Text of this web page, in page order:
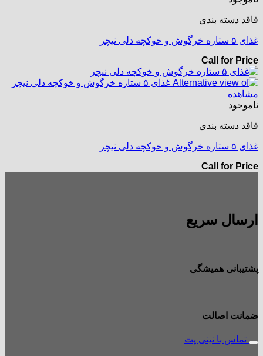
فاقد دسته بندی
غذای ۵ ستاره خرگوش و خوکچه دلی نیچر
Call for Price
مشاهده
ناموجود
فاقد دسته بندی
غذای ۵ ستاره خرگوش و خوکچه دلی نیچر
Call for Price
ارسال سریع
پشتیبانی همیشگی
ضمانت اصالت
تماس با نینی پت